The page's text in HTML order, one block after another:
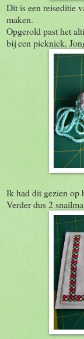
Dit is een reiseditie
maken.
Opgerold past het
bij een picknick.
Ik had dit gezien op
Verder dus 2